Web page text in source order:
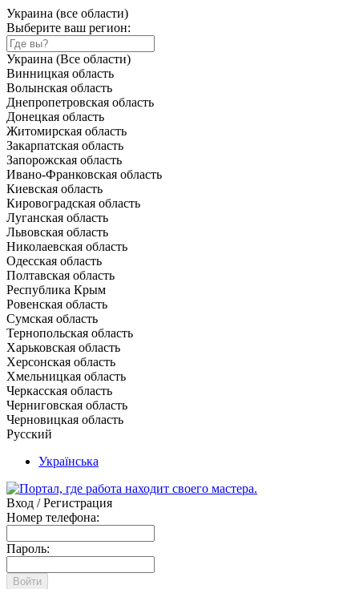
Украина (все области)
Выберите ваш регион:
Украина (Все области)
Винницкая область
Волынская область
Днепропетровская область
Донецкая область
Житомирская область
Закарпатская область
Запорожская область
Ивано-Франковская область
Киевская область
Кировоградская область
Луганская область
Львовская область
Николаевская область
Одесская область
Полтавская область
Республика Крым
Ровенская область
Сумская область
Тернопольская область
Харьковская область
Херсонская область
Хмельницкая область
Черкасская область
Черниговская область
Черновицкая область
Русский
Українська
Вход / Регистрация
Номер телефона:
Пароль:
Войти